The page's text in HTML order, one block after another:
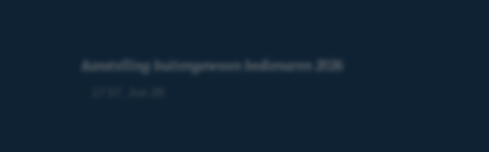
Aanstelling buitengewoon bedienaren 2026